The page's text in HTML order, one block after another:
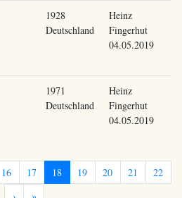
1928
Deutschland
Heinz
Fingerhut
04.05.2019
1971
Deutschland
Heinz
Fingerhut
04.05.2019
16 17 18 19 20 21
22
›
»